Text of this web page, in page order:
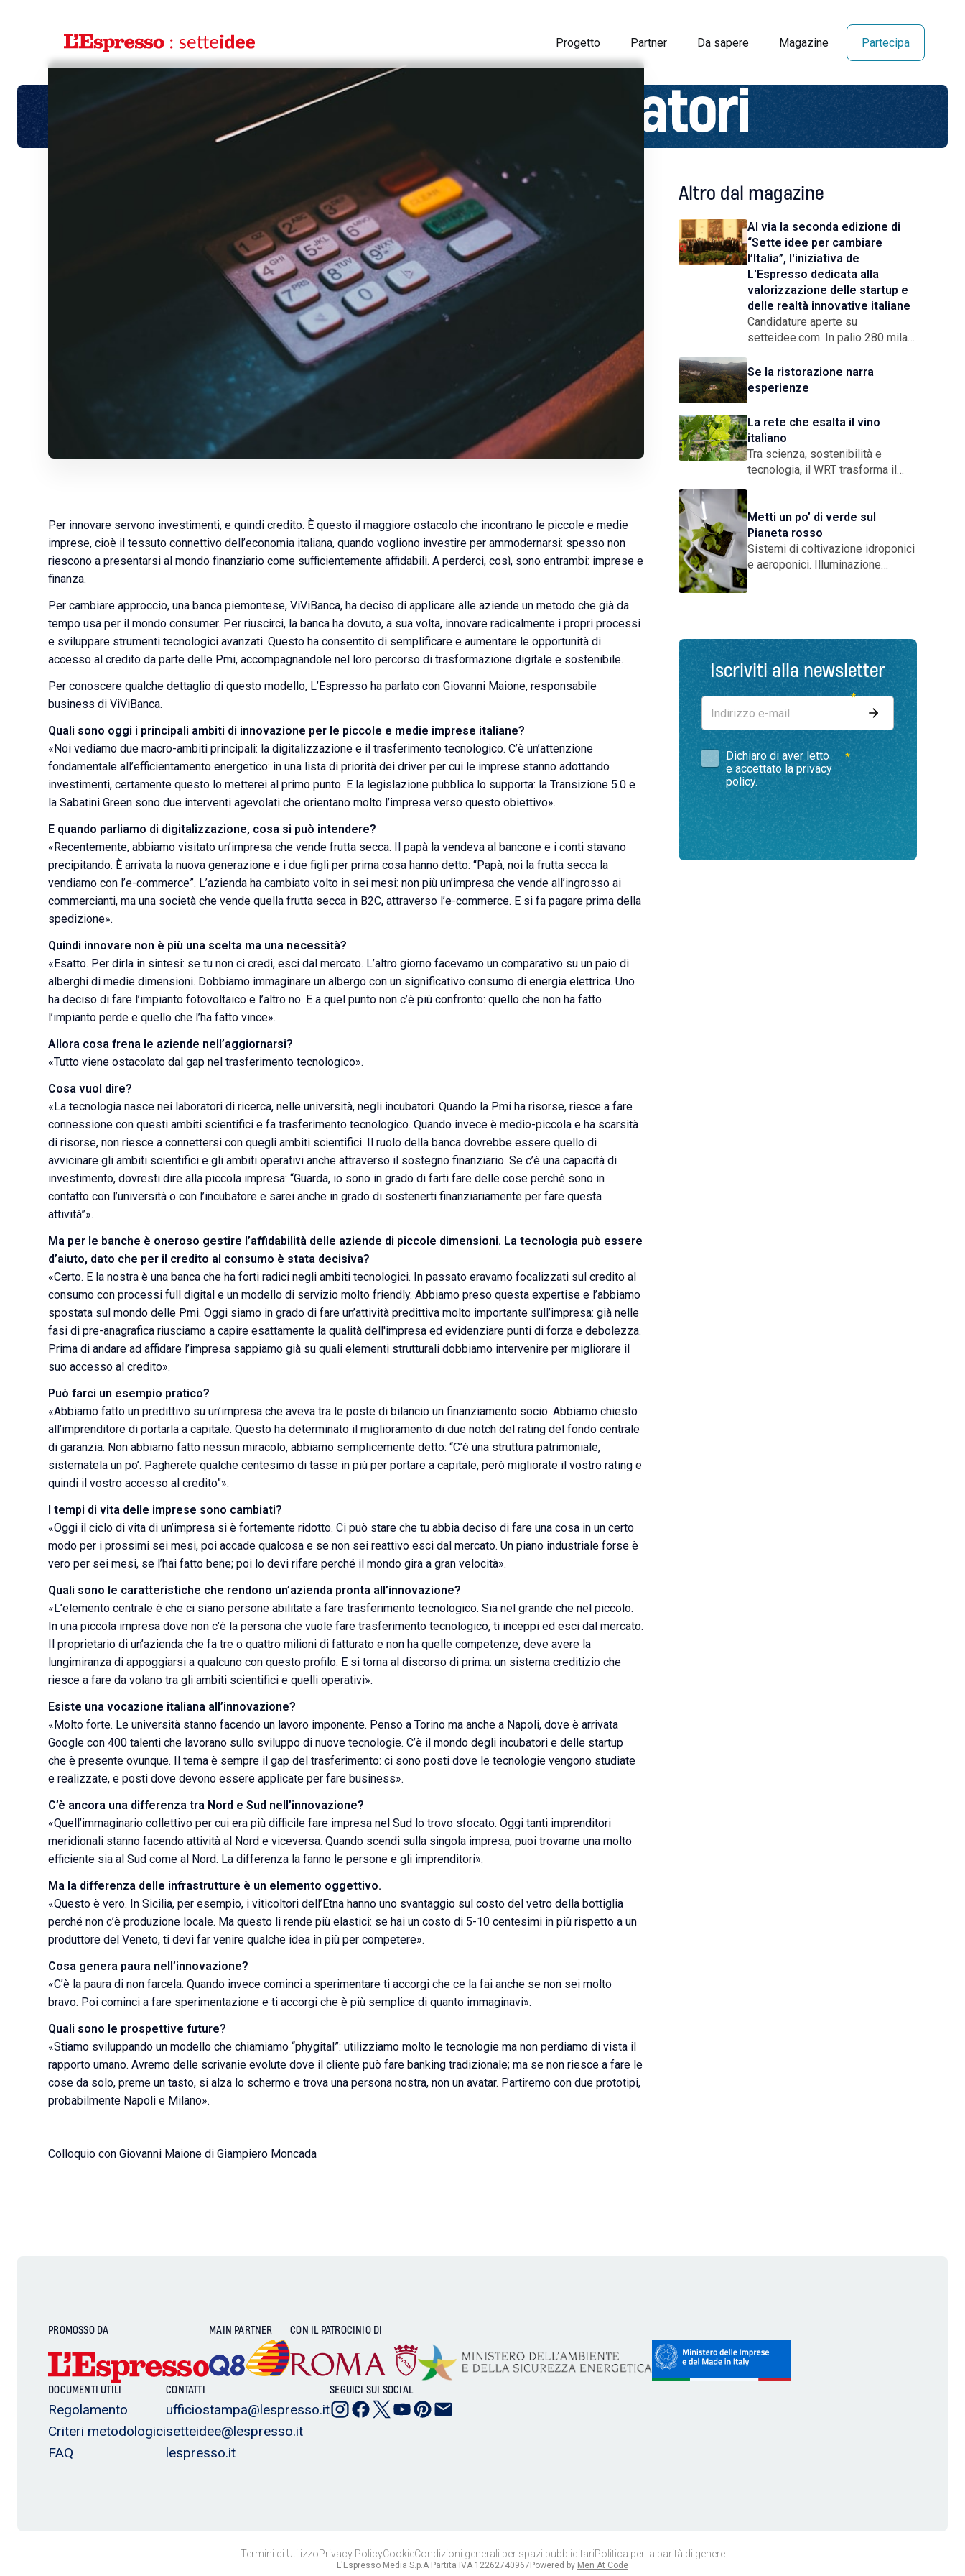
Progetto Partner Da sapere Magazine Partecipa
Diamo credito agli innovatori
Per innovare servono investimenti, e quindi credito. È questo il maggiore ostacolo che incontrano le piccole e medie
imprese, cioè il tessuto connettivo dell’economia italiana, quando vogliono investire per ammodernarsi: spesso non
riescono a presentarsi al mondo finanziario come sufficientemente affidabili. A perderci, così, sono entrambi: imprese e
finanza.
Per cambiare approccio, una banca piemontese, ViViBanca, ha deciso di applicare alle aziende un metodo che già da
tempo usa per il mondo consumer. Per riuscirci, la banca ha dovuto, a sua volta, innovare radicalmente i propri processi
e sviluppare strumenti tecnologici avanzati. Questo ha consentito di semplificare e aumentare le opportunità di
accesso al credito da parte delle Pmi, accompagnandole nel loro percorso di trasformazione digitale e sostenibile.
Per conoscere qualche dettaglio di questo modello, L’Espresso ha parlato con Giovanni Maione, responsabile
business di ViViBanca.
Quali sono oggi i principali ambiti di innovazione per le piccole e medie imprese italiane?
«Noi vediamo due macro-ambiti principali: la digitalizzazione e il trasferimento tecnologico. C’è un’attenzione
fondamentale all’efficientamento energetico: in una lista di priorità dei driver per cui le imprese stanno adottando
investimenti, certamente questo lo metterei al primo punto. E la legislazione pubblica lo supporta: la Transizione 5.0 e
la Sabatini Green sono due interventi agevolati che orientano molto l’impresa verso questo obiettivo».
E quando parliamo di digitalizzazione, cosa si può intendere?
«Recentemente, abbiamo visitato un’impresa che vende frutta secca. Il papà la vendeva al bancone e i conti stavano
precipitando. È arrivata la nuova generazione e i due figli per prima cosa hanno detto: “Papà, noi la frutta secca la
vendiamo con l’e-commerce”. L’azienda ha cambiato volto in sei mesi: non più un’impresa che vende all’ingrosso ai
commercianti, ma una società che vende quella frutta secca in B2C, attraverso l’e-commerce. E si fa pagare prima della
spedizione».
Quindi innovare non è più una scelta ma una necessità?
«Esatto. Per dirla in sintesi: se tu non ci credi, esci dal mercato. L’altro giorno facevamo un comparativo su un paio di
alberghi di medie dimensioni. Dobbiamo immaginare un albergo con un significativo consumo di energia elettrica. Uno
ha deciso di fare l’impianto fotovoltaico e l’altro no. E a quel punto non c’è più confronto: quello che non ha fatto
l’impianto perde e quello che l’ha fatto vince».
Allora cosa frena le aziende nell’aggiornarsi?
«Tutto viene ostacolato dal gap nel trasferimento tecnologico».
Cosa vuol dire?
«La tecnologia nasce nei laboratori di ricerca, nelle università, negli incubatori. Quando la Pmi ha risorse, riesce a fare
connessione con questi ambiti scientifici e fa trasferimento tecnologico. Quando invece è medio-piccola e ha scarsità
di risorse, non riesce a connettersi con quegli ambiti scientifici. Il ruolo della banca dovrebbe essere quello di
avvicinare gli ambiti scientifici e gli ambiti operativi anche attraverso il sostegno finanziario. Se c’è una capacità di
investimento, dovresti dire alla piccola impresa: “Guarda, io sono in grado di farti fare delle cose perché sono in
contatto con l’università o con l’incubatore e sarei anche in grado di sostenerti finanziariamente per fare questa
attività”».
Ma per le banche è oneroso gestire l’affidabilità delle aziende di piccole dimensioni. La tecnologia può essere
d’aiuto, dato che per il credito al consumo è stata decisiva?
«Certo. E la nostra è una banca che ha forti radici negli ambiti tecnologici. In passato eravamo focalizzati sul credito al
consumo con processi full digital e un modello di servizio molto friendly. Abbiamo preso questa expertise e l’abbiamo
spostata sul mondo delle Pmi. Oggi siamo in grado di fare un’attività predittiva molto importante sull’impresa: già nelle
fasi di pre-anagrafica riusciamo a capire esattamente la qualità dell'impresa ed evidenziare punti di forza e debolezza.
Prima di andare ad affidare l’impresa sappiamo già su quali elementi strutturali dobbiamo intervenire per migliorare il
suo accesso al credito».
Può farci un esempio pratico?
«Abbiamo fatto un predittivo su un’impresa che aveva tra le poste di bilancio un finanziamento socio. Abbiamo chiesto
all’imprenditore di portarla a capitale. Questo ha determinato il miglioramento di due notch del rating del fondo centrale
di garanzia. Non abbiamo fatto nessun miracolo, abbiamo semplicemente detto: “C’è una struttura patrimoniale,
sistematela un po’. Pagherete qualche centesimo di tasse in più per portare a capitale, però migliorate il vostro rating e
quindi il vostro accesso al credito”».
I tempi di vita delle imprese sono cambiati?
«Oggi il ciclo di vita di un’impresa si è fortemente ridotto. Ci può stare che tu abbia deciso di fare una cosa in un certo
modo per i prossimi sei mesi, poi accade qualcosa e se non sei reattivo esci dal mercato. Un piano industriale forse è
vero per sei mesi, se l’hai fatto bene; poi lo devi rifare perché il mondo gira a gran velocità».
Quali sono le caratteristiche che rendono un’azienda pronta all’innovazione?
«L’elemento centrale è che ci siano persone abilitate a fare trasferimento tecnologico. Sia nel grande che nel piccolo.
In una piccola impresa dove non c’è la persona che vuole fare trasferimento tecnologico, ti inceppi ed esci dal mercato.
Il proprietario di un’azienda che fa tre o quattro milioni di fatturato e non ha quelle competenze, deve avere la
lungimiranza di appoggiarsi a qualcuno con questo profilo. E si torna al discorso di prima: un sistema creditizio che
riesce a fare da volano tra gli ambiti scientifici e quelli operativi».
Esiste una vocazione italiana all’innovazione?
«Molto forte. Le università stanno facendo un lavoro imponente. Penso a Torino ma anche a Napoli, dove è arrivata
Google con 400 talenti che lavorano sullo sviluppo di nuove tecnologie. C’è il mondo degli incubatori e delle startup
che è presente ovunque. Il tema è sempre il gap del trasferimento: ci sono posti dove le tecnologie vengono studiate
e realizzate, e posti dove devono essere applicate per fare business».
C’è ancora una differenza tra Nord e Sud nell’innovazione?
«Quell’immaginario collettivo per cui era più difficile fare impresa nel Sud lo trovo sfocato. Oggi tanti imprenditori
meridionali stanno facendo attività al Nord e viceversa. Quando scendi sulla singola impresa, puoi trovarne una molto
efficiente sia al Sud come al Nord. La differenza la fanno le persone e gli imprenditori».
Ma la differenza delle infrastrutture è un elemento oggettivo.
«Questo è vero. In Sicilia, per esempio, i viticoltori dell’Etna hanno uno svantaggio sul costo del vetro della bottiglia
perché non c’è produzione locale. Ma questo li rende più elastici: se hai un costo di 5-10 centesimi in più rispetto a un
produttore del Veneto, ti devi far venire qualche idea in più per competere».
Cosa genera paura nell’innovazione?
«C’è la paura di non farcela. Quando invece cominci a sperimentare ti accorgi che ce la fai anche se non sei molto
bravo. Poi cominci a fare sperimentazione e ti accorgi che è più semplice di quanto immaginavi».
Quali sono le prospettive future?
«Stiamo sviluppando un modello che chiamiamo “phygital”: utilizziamo molto le tecnologie ma non perdiamo di vista il
rapporto umano. Avremo delle scrivanie evolute dove il cliente può fare banking tradizionale; ma se non riesce a fare le
cose da solo, preme un tasto, si alza lo schermo e trova una persona nostra, non un avatar. Partiremo con due prototipi,
probabilmente Napoli e Milano».
Colloquio con Giovanni Maione di Giampiero Moncada
Altro dal magazine
Al via la seconda edizione di
“Sette idee per cambiare
l’Italia”, l'iniziativa de
L'Espresso dedicata alla
valorizzazione delle startup e
delle realtà innovative italiane
Candidature aperte su
setteidee.com. In palio 280 mila
7 startup vincitrici. Pitch
Competition a Milano il 17 e il 18
settembre, Final Award in
Campidoglio il 9 dicembre
Se la ristorazione narra
esperienze
La rete che esalta il vino
italiano
Tra scienza, sostenibilità e
tecnologia, il WRT trasforma il
aperto. Un modello di rete
imprenditoriale che risponde alle
sfide globali con ricerca
condivisa, qualità certificata e una
visione concreta sul futuro
Metti un po’ di verde sul
Pianeta rosso
Sistemi di coltivazione idroponici
e aeroponici. Illuminazione
artificiale. Selezione delle varietà
di ortaggi resistenti agli ambienti
dell’agricoltura terrestre passa
anche dallo spazio
Iscriviti alla newsletter
PROMOSSO DA MAIN PARTNER CON IL PATROCINIO DI
DOCUMENTI UTILI
Regolamento
Criteri metodologici
FAQ
CONTATTI
ufficiostampa@lespresso.it
setteidee@lespresso.it
lespresso.it
SEGUICI SUI SOCIAL
Termini di UtilizzoPrivacy PolicyCookieCondizioni generali per spazi pubblicitariPolitica per la parità di genere
L'Espresso Media S.p.A Partita IVA 12262740967Powered by Men At Code